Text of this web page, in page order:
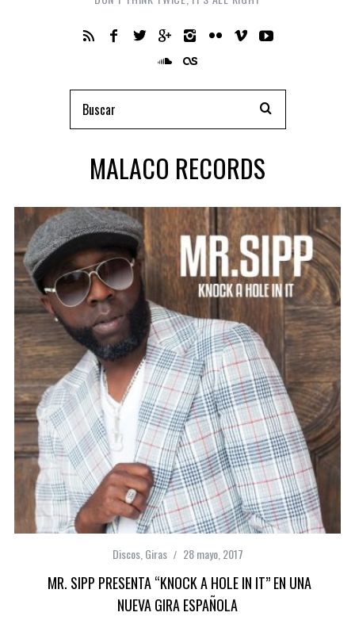
MALACO RECORDS
Discos, Giras 28 mayo, 2017
MR. SIPP PRESENTA “KNOCK A HOLE IN IT” EN UNA
NUEVA GIRA ESPAÑOLA